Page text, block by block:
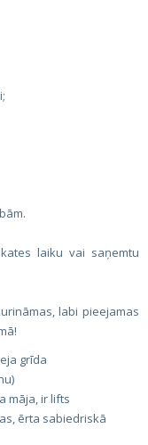
laiku vai saņemtu
labi pieejamas
grīda
māja, ir lifts
ērta sabiedriskā